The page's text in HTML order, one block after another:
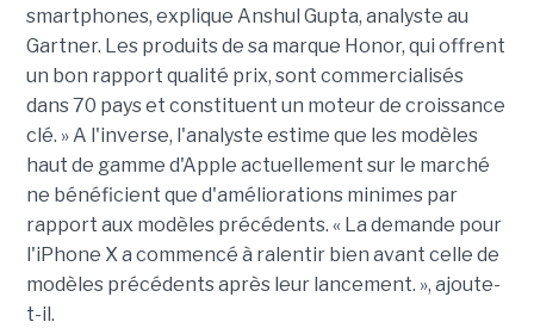
smartphones, explique Anshul Gupta, analyste au
Gartner. Les produits de sa marque Honor, qui offrent
un bon rapport qualité prix, sont commercialisés
dans 70 pays et constituent un moteur de croissance
clé. » A l'inverse, l'analyste estime que les modèles
haut de gamme d'Apple actuellement sur le marché
ne bénéficient que d'améliorations minimes par
rapport aux modèles précédents. « La demande pour
l'iPhone X a commencé à ralentir bien avant celle de
modèles précédents après leur lancement. », ajoute-
t-il.